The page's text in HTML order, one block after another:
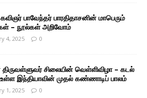
கவிஞர் பாவேந்தர் பாரதிதாசனின் மாபெரும்
– நூல்கள் அறிவோம்
4, 2025 0
சிலையின் வெள்ளிவிழா – கடல்
உள்ள இந்தியாவின் முதல் கண்ணாடிப் பாலம்
1, 2025 0